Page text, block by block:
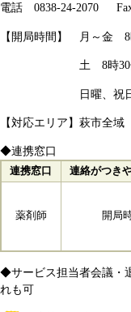
電話 0838-24-2070
【開局時間】 月～金
土 8時30分～
日曜、祝日、正
【対応エリア】​萩市全域
◆連携窓口
連携窓口 連絡がつき
薬剤師 開局
◆サービス担当者会議・
れも可